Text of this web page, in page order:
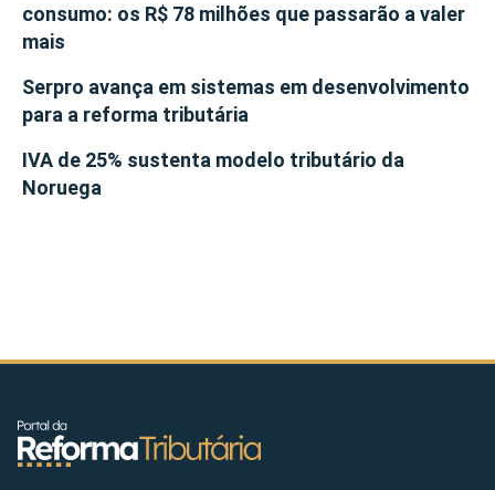
consumo: os R$ 78 milhões que passarão a valer
mais
Serpro avança em sistemas em desenvolvimento
para a reforma tributária
IVA de 25% sustenta modelo tributário da
Noruega